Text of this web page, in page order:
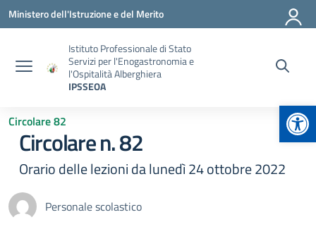
Vai ai contenuti
Vai al menu di navigazione
Vai al footer
Ministero dell'Istruzione e del Merito
Istituto Professionale di Stato
Servizi per l'Enogastronomia e
l'Ospitalità Alberghiera
IPSSEOA
Circolare 82
Circolare n. 82
Orario delle lezioni da lunedì 24 ottobre 2022
Personale scolastico